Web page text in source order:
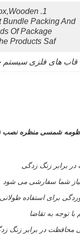
Bundle Packing And
Of Package
Products Saf
قاب های فلزی سیستم
شمسی منظره نصب